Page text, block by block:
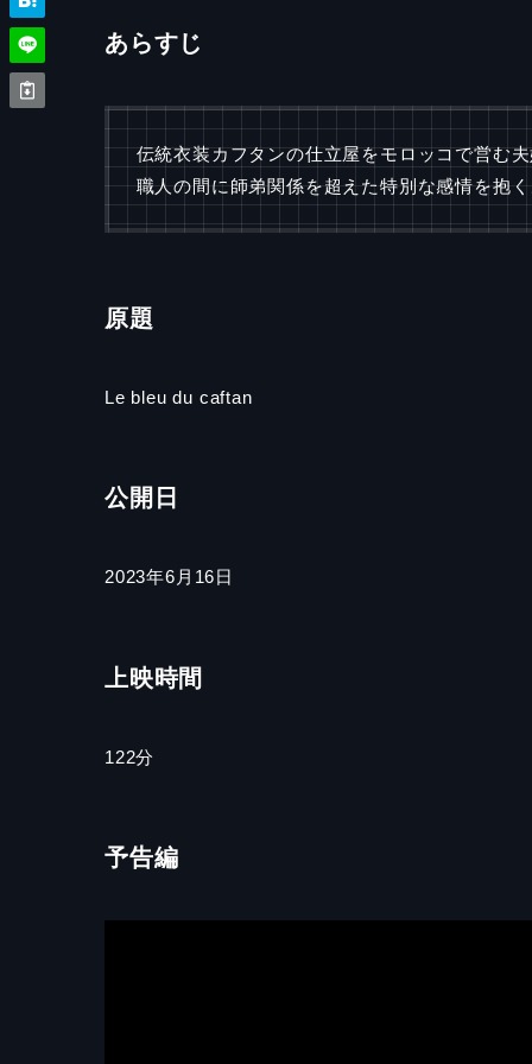
あらすじ
伝統衣装カフタンの仕立屋をモロッコで営む
職人の間に師弟関係を超えた特別な感情を抱
原題
Le bleu du caftan
公開日
2023年6月16日
上映時間
122分
予告編